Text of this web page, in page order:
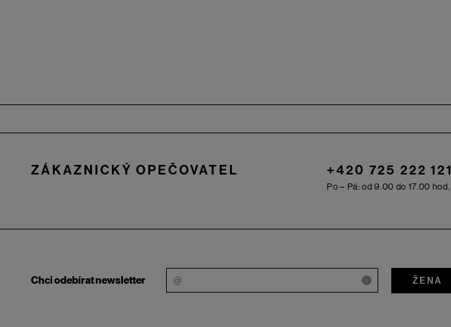
ZÁKAZNICKÝ OPEČOVATEL +420 725 222 121
Po – Pá: od 9.00 do 17.00 hod.
Chci odebírat newsletter i ŽENA